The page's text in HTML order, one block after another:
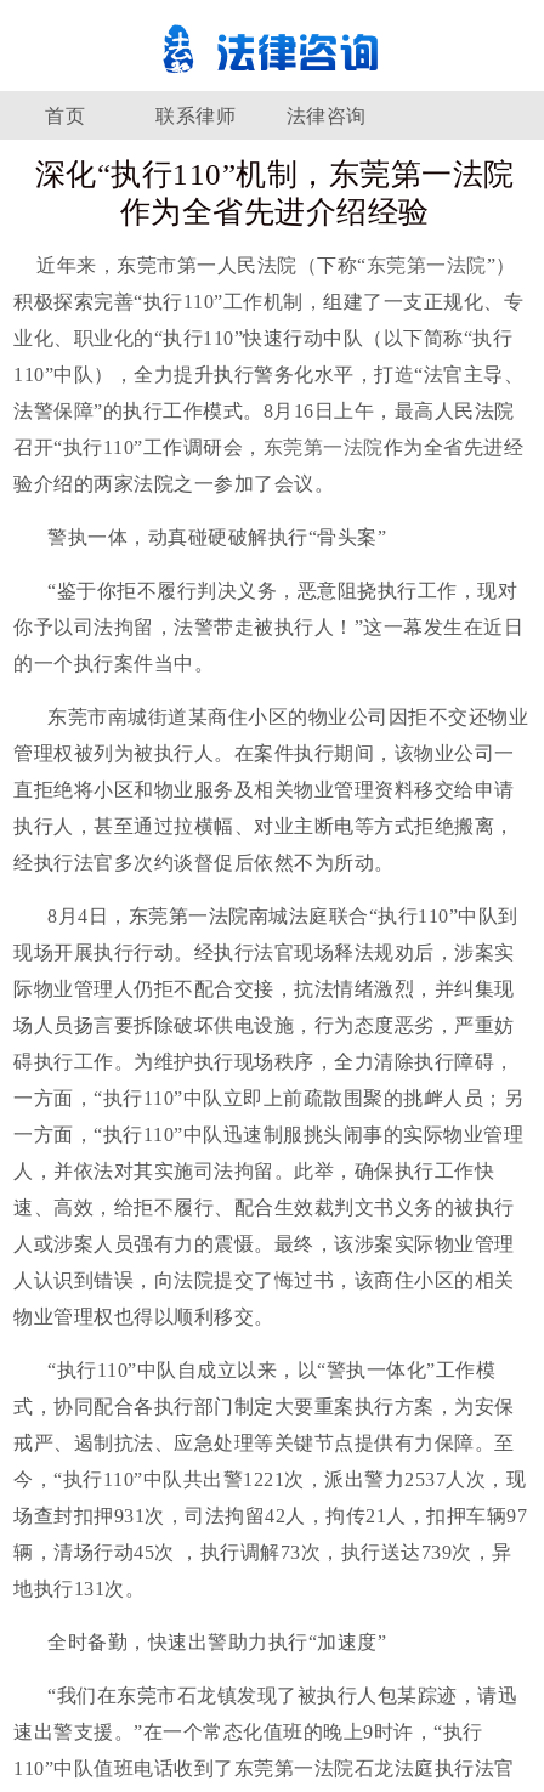
首页 联系律师 法律咨询
深化“执行110”机制，东莞第一法院
作为全省先进介绍经验
近年来，东莞市第一人民法院（下称“东莞第一法院”）
积极探索完善“执行110”工作机制，组建了一支正规化、专
业化、职业化的“执行110”快速行动中队（以下简称“执行
110”中队），全力提升执行警务化水平，打造“法官主导、
法警保障”的执行工作模式。8月16日上午，最高人民法院
召开“执行110”工作调研会， 东莞第一法院作为全省先进经
验介绍的两家法院之一参加了会议。
警执一体，动真碰硬破解执行“骨头案”
“鉴于你拒不履行判决义务，恶意阻挠执行工作，现对
你予以司法拘留，法警带走被执行人！”这一幕发生在近日
的一个执行案件当中。
东莞市南城街道某商住小区的物业公司因拒不交还物业
管理权被列为被执行人。在案件执行期间，该物业公司一
直拒绝将小区和物业服务及相关物业管理资料移交给申请
执行人，甚至通过拉横幅、对业主断电等方式拒绝搬离，
经执行法官多次约谈督促后依然不为所动。
8月4日，东莞第一法院南城法庭联合“执行110”中队到
现场开展执行行动。经执行法官现场释法规劝后，涉案实
际物业管理人仍拒不配合交接，抗法情绪激烈，并纠集现
场人员扬言要拆除破坏供电设施，行为态度恶劣，严重妨
碍执行工作。为维护执行现场秩序，全力清除执行障碍，
一方面，“执行110”中队立即上前疏散围聚的挑衅人员；另
一方面，“执行110”中队迅速制服挑头闹事的实际物业管理
人，并依法对其实施司法拘留。此举，确保执行工作快
速、高效，给拒不履行、配合生效裁判文书义务的被执行
人或涉案人员强有力的震慑。最终，该涉案实际物业管理
人认识到错误，向法院提交了悔过书，该商住小区的相关
物业管理权也得以顺利移交。
“执行110”中队自成立以来，以“警执一体化”工作模
式，协同配合各执行部门制定大要重案执行方案，为安保
戒严、遏制抗法、应急处理等关键节点提供有力保障。至
今，“执行110”中队共出警1221次，派出警力2537人次，现
场查封扣押931次，司法拘留42人，拘传21人，扣押车辆97
辆，清场行动45次 ，执行调解73次，执行送达739次，异
地执行131次。
全时备勤，快速出警助力执行“加速度”
“我们在东莞市石龙镇发现了被执行人包某踪迹，请迅
速出警支援。”在一个常态化值班的晚上9时许，“执行
110”中队值班电话收到了东莞第一法院石龙法庭执行法官